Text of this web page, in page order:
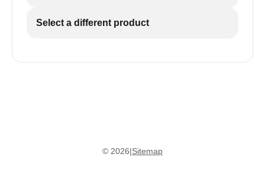
Select a different product
© 2026|Sitemap